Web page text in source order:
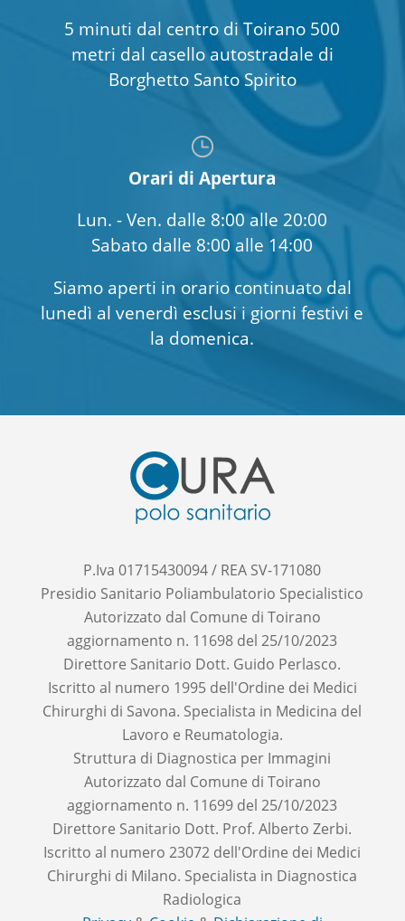
5 minuti dal centro di Toirano 500
metri dal casello autostradale di
Borghetto Santo Spirito
Orari di Apertura
Lun. - Ven. dalle 8:00 alle 20:00
Sabato dalle 8:00 alle 14:00
Siamo aperti in orario continuato dal
lunedì al venerdì esclusi i giorni festivi e
la domenica.
P.Iva 01715430094 / REA SV-171080
Presidio Sanitario Poliambulatorio Specialistico
Autorizzato dal Comune di Toirano
aggiornamento n. 11698 del 25/10/2023
Direttore Sanitario Dott. Guido Perlasco.
Iscritto al numero 1995 dell'Ordine dei Medici
Chirurghi di Savona. Specialista in Medicina del
Lavoro e Reumatologia.
Struttura di Diagnostica per Immagini
Autorizzato dal Comune di Toirano
aggiornamento n. 11699 del 25/10/2023
Direttore Sanitario Dott. Prof. Alberto Zerbi.
Iscritto al numero 23072 dell'Ordine dei Medici
Chirurghi di Milano. Specialista in Diagnostica
Radiologica